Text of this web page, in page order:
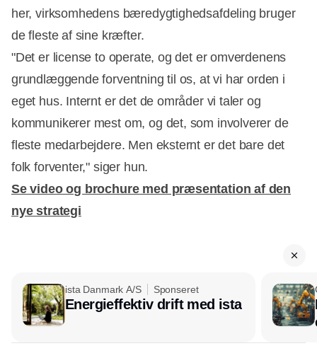
her, virksomhedens bæredygtighedsafdeling bruger
de fleste af sine kræfter.
"Det er license to operate, og det er omverdenens
grundlæggende forventning til os, at vi har orden i
eget hus. Internt er det de områder vi taler og
kommunikerer mest om, og det, som involverer de
fleste medarbejdere. Men eksternt er det bare det
folk forventer," siger hun.
Se video og brochure med præsentation af den
nye strategi
ista Danmark A/S Sponseret
Energieffektiv drift med ista